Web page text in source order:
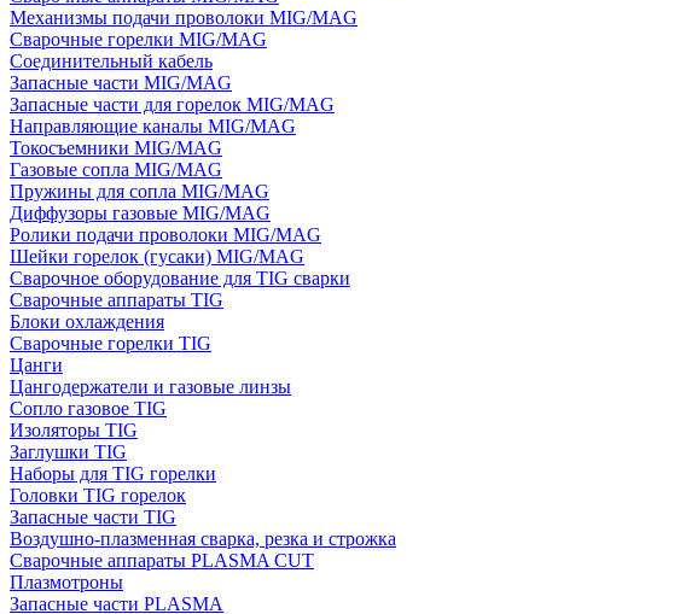
Механизмы подачи проволоки MIG/MAG
Сварочные горелки MIG/MAG
Соединительный кабель
Запасные части MIG/MAG
Запасные части для горелок MIG/MAG
Направляющие каналы MIG/MAG
Токосъемники MIG/MAG
Газовые сопла MIG/MAG
Пружины для сопла MIG/MAG
Диффузоры газовые MIG/MAG
Ролики подачи проволоки MIG/MAG
Шейки горелок (гусаки) MIG/MAG
Сварочное оборудование для TIG сварки
Сварочные аппараты TIG
Блоки охлаждения
Сварочные горелки TIG
Цанги
Цангодержатели и газовые линзы
Сопло газовое TIG
Изоляторы TIG
Заглушки TIG
Наборы для TIG горелки
Головки TIG горелок
Запасные части TIG
Воздушно-плазменная сварка, резка и строжка
Сварочные аппараты PLASMA CUT
Плазмотроны
Запасные части PLASMA